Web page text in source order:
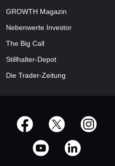
GROWTH Magazin
Nebenwerte Investor
The Big Call
Stillhalter-Depot
Die Trader-Zeitung
offizielle Social Media-Accounts